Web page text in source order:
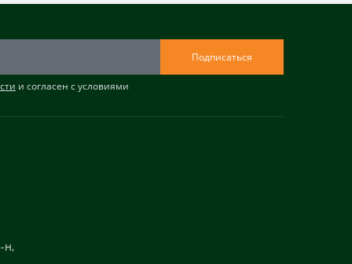
Подписаться
и согласен с условиями
н,